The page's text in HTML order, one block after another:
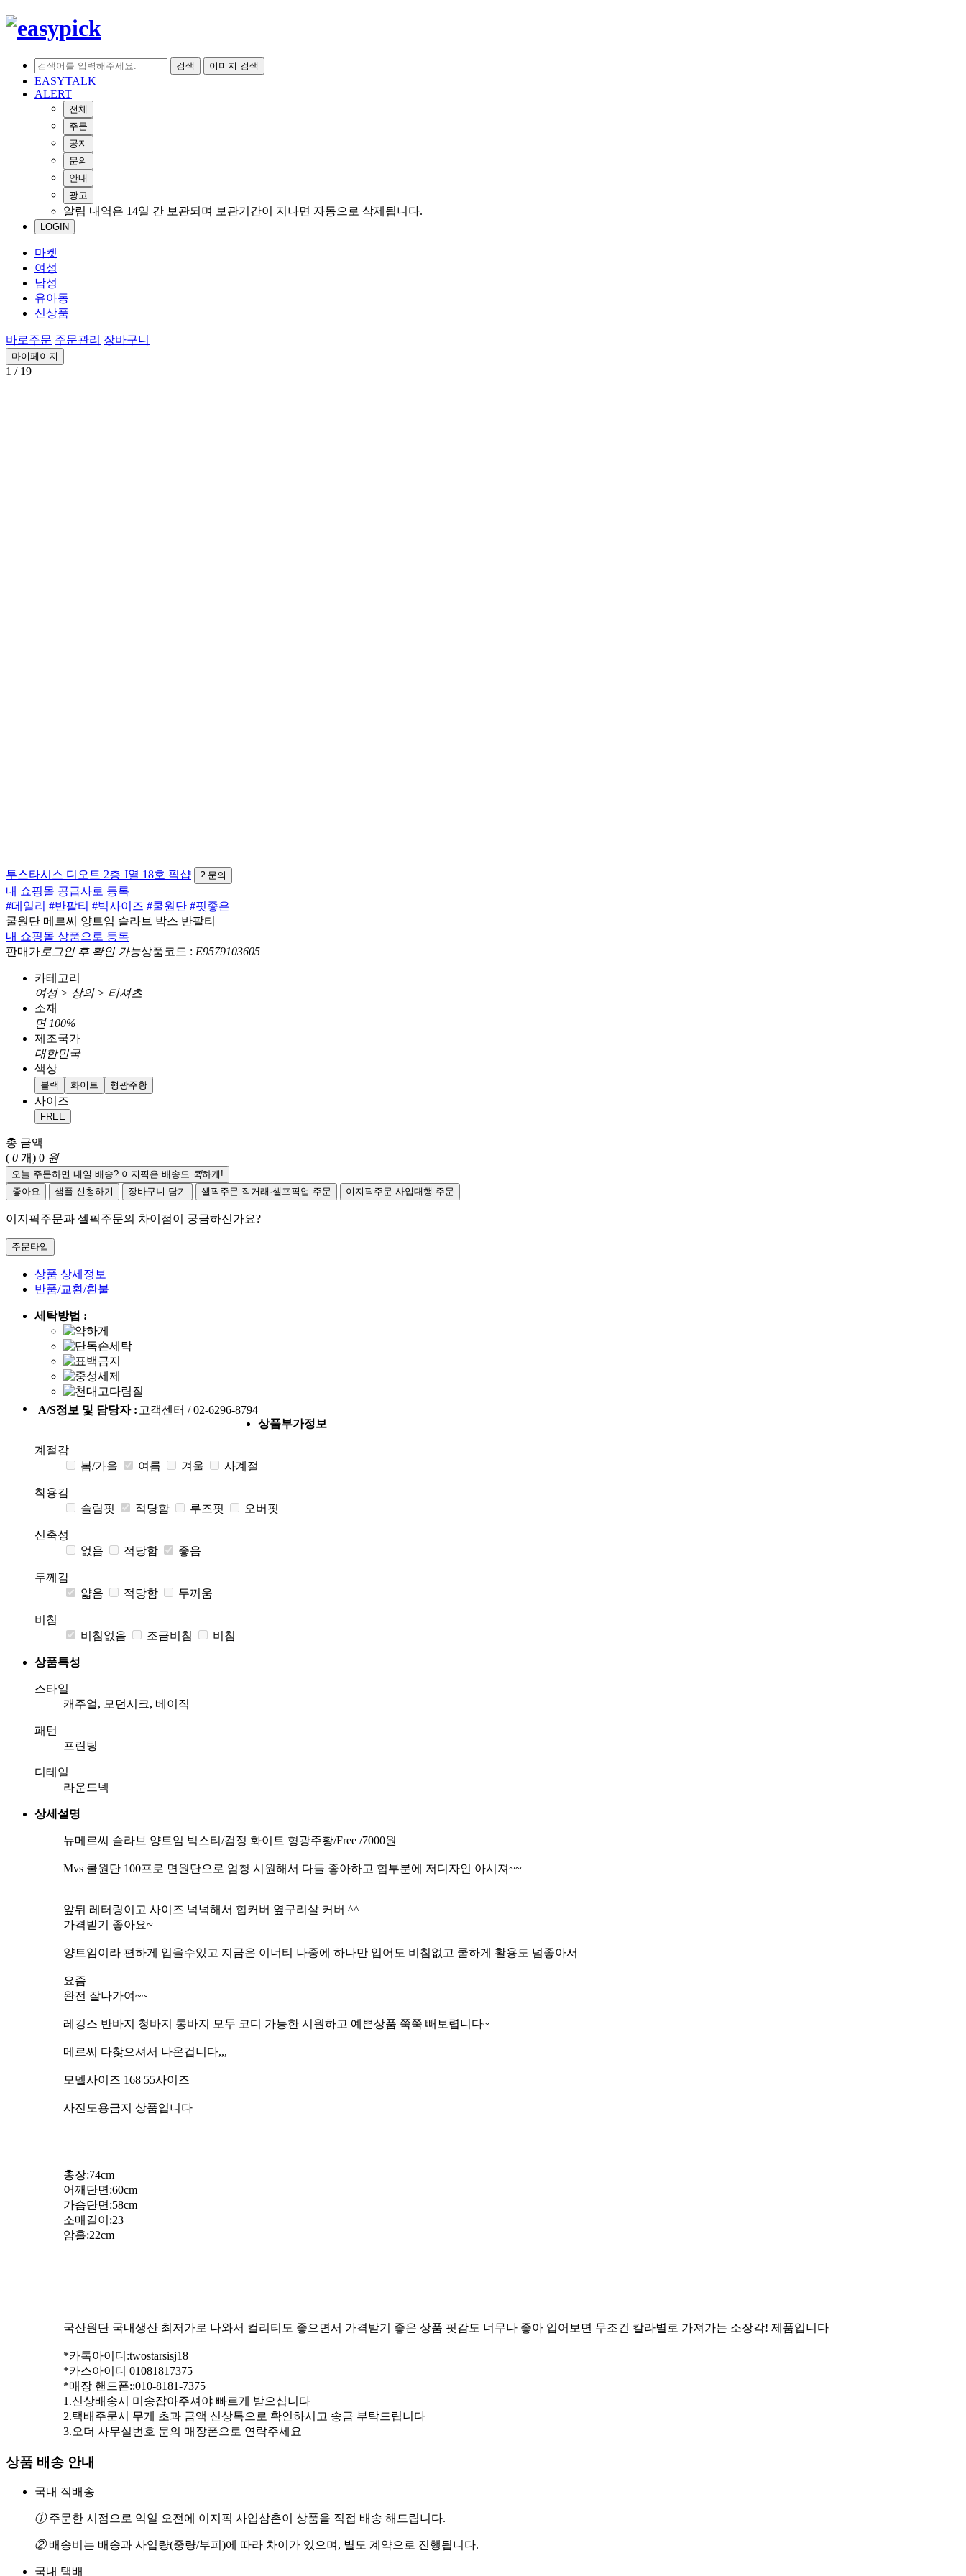
검색 이미지 검색
EASYTALK
ALERT
전체
주문
공지
문의
안내
광고
알림 내역은 14일 간 보관되며 보관기간이 지나면 자동으로 삭제됩니다.
LOGIN
마켓
여성
남성
유아동
신상품
바로주문 주문관리 장바구니
마이페이지
1 / 19
투스타시스 디오트 2층 J열 18호 픽샵 ? 문의
내 쇼핑몰 공급사로 등록
#데일리 #반팔티 #빅사이즈 #쿨원단 #핏좋은
쿨원단 메르씨 양트임 슬라브 박스 반팔티
내 쇼핑몰 상품으로 등록
판매가 로그인 후 확인 가능상품코드 : E9579103605
카테고리
여성 > 상의 > 티셔츠
소재
면 100%
제조국가
대한민국
색상
블랙 화이트 형광주황
사이즈
FREE
총 금액
( 0 개) 0 원
오늘 주문하면 내일 배송? 이지픽은 배송도 퀵하게!
좋아요
샘플 신청하기 장바구니 담기 셀픽주문 직거래·셀프픽업 주문 이지픽주문 사입대행 주문
이지픽주문과 셀픽주문의 차이점이 궁금하신가요?
주문타입
상품 상세정보
반품/교환/환불
세탁방법 :
A/S정보 및 담당자 : 고객센터 / 02-6296-8794
상품부가정보
계절감
봄/가을
여름 겨울 사계절
착용감
슬림핏
적당함 루즈핏 오버핏
신축성
없음
적당함 좋음
두께감
얇음
적당함 두꺼움
비침
비침없음
조금비침 비침
상품특성
스타일
캐주얼, 모던시크, 베이직
패턴
프린팅
디테일
라운드넥
상세설명
뉴메르씨 슬라브 양트임 빅스티/검정 화이트 형광주황/Free /7000원
Mvs 쿨원단 100프로 면원단으로 엄청 시원해서 다들 좋아하고 힙부분에 저디자인 아시져~~
앞뒤 레터링이고 사이즈 넉넉해서 힙커버 옆구리살 커버 ^^
가격받기 좋아요~
양트임이라 편하게 입을수있고 지금은 이너티 나중에 하나만 입어도 비침없고 쿨하게 활용도 넘좋아서
요즘
완전 잘나가여~~
레깅스 반바지 청바지 통바지 모두 코디 가능한 시원하고 예쁜상품 쭉쭉 빼보렵니다~
메르씨 다찾으셔서 나온겁니다,,,
모델사이즈 168 55사이즈
사진도용금지 상품입니다
총장:74cm
어깨단면:60cm
가슴단면:58cm
소매길이:23
암홀:22cm
국산원단 국내생산 최저가로 나와서 컬리티도 좋으면서 가격받기 좋은 상품 핏감도 너무나 좋아 입어보면 무조건 칼라별로 가져가는 소장각! 제품입니다
*카톡아이디:twostarsisj18
*카스아이디 01081817375
*매장 핸드폰::010-8181-7375
1.신상배송시 미송잡아주셔야 빠르게 받으십니다
2.택배주문시 무게 초과 금액 신상톡으로 확인하시고 송금 부탁드립니다
3.오더 사무실번호 문의 매장폰으로 연락주세요
상품 배송 안내
국내 직배송
①주문한 시점으로 익일 오전에 이지픽 사입삼촌이 상품을 직접 배송 해드립니다.
②배송비는 배송과 사입량(중량/부피)에 따라 차이가 있으며, 별도 계약으로 진행됩니다.
국내 택배